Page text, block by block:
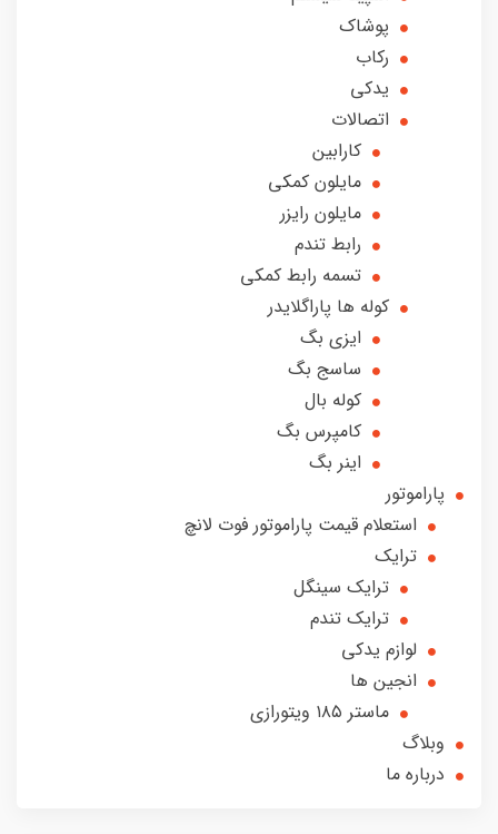
پوشاک
رکاب
یدکی
اتصالات
کارابین
مایلون کمکی
مایلون رایزر
رابط تندم
تسمه رابط کمکی
کوله ها پاراگلایدر
ایزی بگ
ساسج بگ
کوله بال
کامپرس بگ
اینر بگ
پاراموتور
استعلام قیمت پاراموتور فوت لانچ
ترایک
ترایک سینگل
ترایک تندم
لوازم یدکی
انجین ها
ماستر ۱۸۵ ویتورازی
وبلاگ
درباره ما